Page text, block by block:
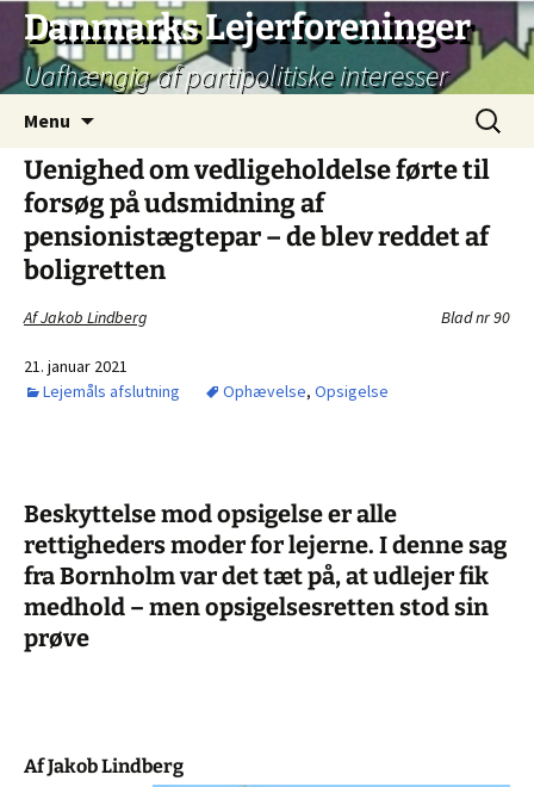
Hop
indhold
Danmarks Lejerforeninger
Uafhængig af partipolitiske interesser
Menu
Søg
efter:
Uenighed om vedligeholdelse førte til
forsøg på udsmidning af
pensionistægtepar – de blev reddet af
boligretten
Af Jakob Lindberg Blad nr 90
21. januar 2021
Lejemåls afslutning
Ophævelse, Opsigelse
Beskyttelse mod opsigelse er alle
rettigheders moder for lejerne. I denne sag
fra Bornholm var det tæt på, at udlejer fik
medhold – men opsigelsesretten stod sin
prøve
Af Jakob Lindberg